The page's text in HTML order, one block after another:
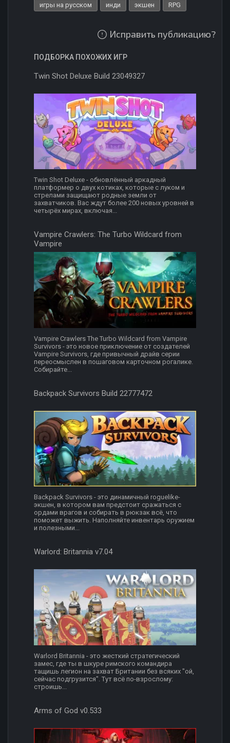
игры на русском инди экшен RPG
Исправить публикацию?
ПОДБОРКА ПОХОЖИХ ИГР
Twin Shot Deluxe Build 23049327
Twin Shot Deluxe - обновлённый аркадный
платформер о двух котиках, которые с луком и
стрелами защищают родные земли от
захватчиков. Вас ждут более 200 новых уровней в
четырёх мирах, включая...
Vampire Crawlers: The Turbo Wildcard from
Vampire
Vampire Crawlers The Turbo Wildcard from Vampire
Survivors - это новое приключение от создателей
Vampire Survivors, где привычный драйв серии
переосмыслен в пошаговом карточном рогалике.
Собирайте...
Backpack Survivors Build 22777472
Backpack Survivors - это динамичный roguelike-
экшен, в котором вам предстоит сражаться с
ордами врагов и собирать в рюкзак всё, что
поможет выжить. Наполняйте инвентарь оружием
и полезными...
Warlord: Britannia v7.04
Warlord Britannia - это жесткий стратегический
замес, где ты в шкуре римского командира
тащишь легион на захват Британии без всяких "ой,
сейчас подгрузится". Тут всё по-взрослому:
строишь...
Arms of God v0.533